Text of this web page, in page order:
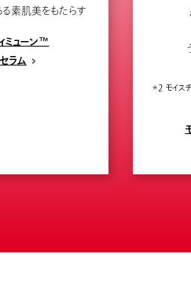
る素肌美をもたらす
ミューン™
ラム
＊2 モイス